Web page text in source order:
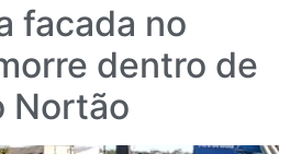
facada no
dentro de
Nortão